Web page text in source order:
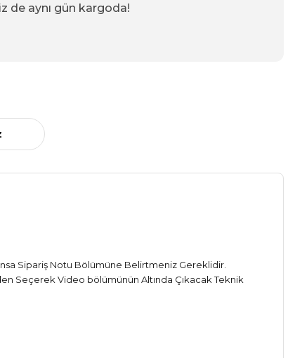
de aynı gün kargoda!
Sipariş Notu Bölümüne Belirtmeniz Gereklidir.
Seçerek Video bölümünün Altında Çıkacak Teknik